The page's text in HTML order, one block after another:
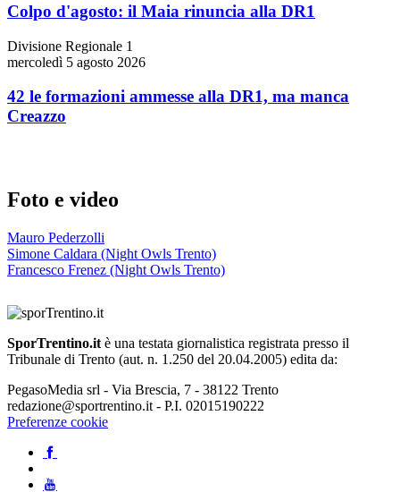
Colpo d'agosto: il Maia rinuncia alla DR1
Divisione Regionale 1
mercoledì 5 agosto 2026
42 le formazioni ammesse alla DR1, ma manca
Creazzo
Foto e video
Mauro Pederzolli
Simone Caldara (Night Owls Trento)
Francesco Frenez (Night Owls Trento)
SporTrentino.it è una testata giornalistica registrata presso il
Tribunale di Trento (aut. n. 1.250 del 20.04.2005) edita da:
PegasoMedia srl - Via Brescia, 7 - 38122 Trento
redazione@sportrentino.it - P.I. 02015190222
Preferenze cookie